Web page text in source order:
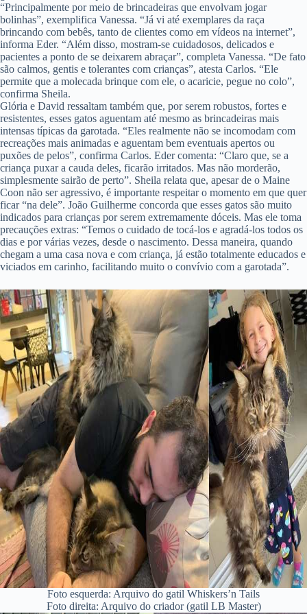
“Principalmente por meio de brincadeiras que envolvam jogar
bolinhas”, exemplifica Vanessa. “Já vi até exemplares da raça
brincando com bebês, tanto de clientes como em vídeos na internet”,
informa Eder. “Além disso, mostram-se cuidadosos, delicados e
pacientes a ponto de se deixarem abraçar”, completa Vanessa. “De fato
são calmos, gentis e tolerantes com crianças”, atesta Carlos. “Ele
permite que a molecada brinque com ele, o acaricie, pegue no colo”,
confirma Sheila.
Glória e David ressaltam também que, por serem robustos, fortes e
resistentes, esses gatos aguentam até mesmo as brincadeiras mais
intensas típicas da garotada. “Eles realmente não se incomodam com
recreações mais animadas e aguentam bem eventuais apertos ou
puxões de pelos”, confirma Carlos. Eder comenta: “Claro que, se a
criança puxar a cauda deles, ficarão irritados. Mas não morderão,
simplesmente sairão de perto”. Sheila relata que, apesar de o Maine
Coon não ser agressivo, é importante respeitar o momento em que quer
ficar “na dele”. João Guilherme concorda que esses gatos são muito
indicados para crianças por serem extremamente dóceis. Mas ele toma
precauções extras: “Temos o cuidado de tocá-los e agradá-los todos os
dias e por várias vezes, desde o nascimento. Dessa maneira, quando
chegam a uma casa nova e com criança, já estão totalmente educados e
viciados em carinho, facilitando muito o convívio com a garotada”.
Foto esquerda: Arquivo do gatil Whiskers’n Tails
Foto direita: Arquivo do criador (gatil LB Master)